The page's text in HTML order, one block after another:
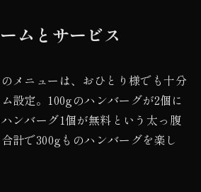
ムとサービス
メニューは、おひとり様でも十分
設定。100gのハンバーグが2個に
ンバーグ1個が無料という太っ腹
計で300gものハンバーグを楽し